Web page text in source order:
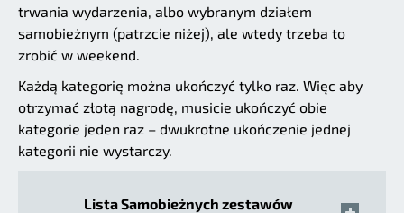
trwania wydarzenia, albo wybranym działem
samobieżnym (patrzcie niżej), ale wtedy trzeba to
zrobić w weekend.
Każdą kategorię można ukończyć tylko raz. Więc aby
otrzymać złotą nagrodę, musicie ukończyć obie
kategorie jeden raz – dwukrotne ukończenie jednej
kategorii nie wystarczy.
Lista Samobieżnych zestawów